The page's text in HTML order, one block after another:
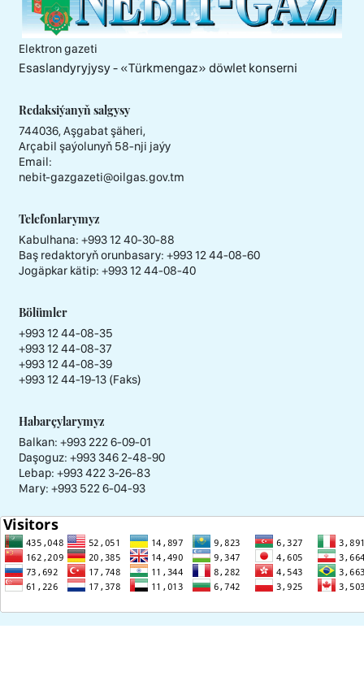
Elektron gazeti
Esaslandyryjysy - «Тürkmengaz» döwlet konserni
Redaksiýanyň salgysy
744036, Aşgabat şäheri,
Arçabil şaýolunyň 58-nji jaýy
Email:
nebit-gazgazeti@oilgas.gov.tm
Telefonlarymyz
Kabulhana: +993 12 40-30-88
Baş redaktoryň orunbasary: +993 12 44-08-60
Jogäpkar kätip: +993 12 44-08-40
Bölümler
+993 12 44-08-35
+993 12 44-08-37
+993 12 44-08-39
+993 12 44-19-13 (Faks)
Habarçylarymyz
Balkan: +993 222 6-09-01
Daşoguz: +993 346 2-48-90
Lebap: +993 422 3-26-83
Mary: +993 522 6-04-93